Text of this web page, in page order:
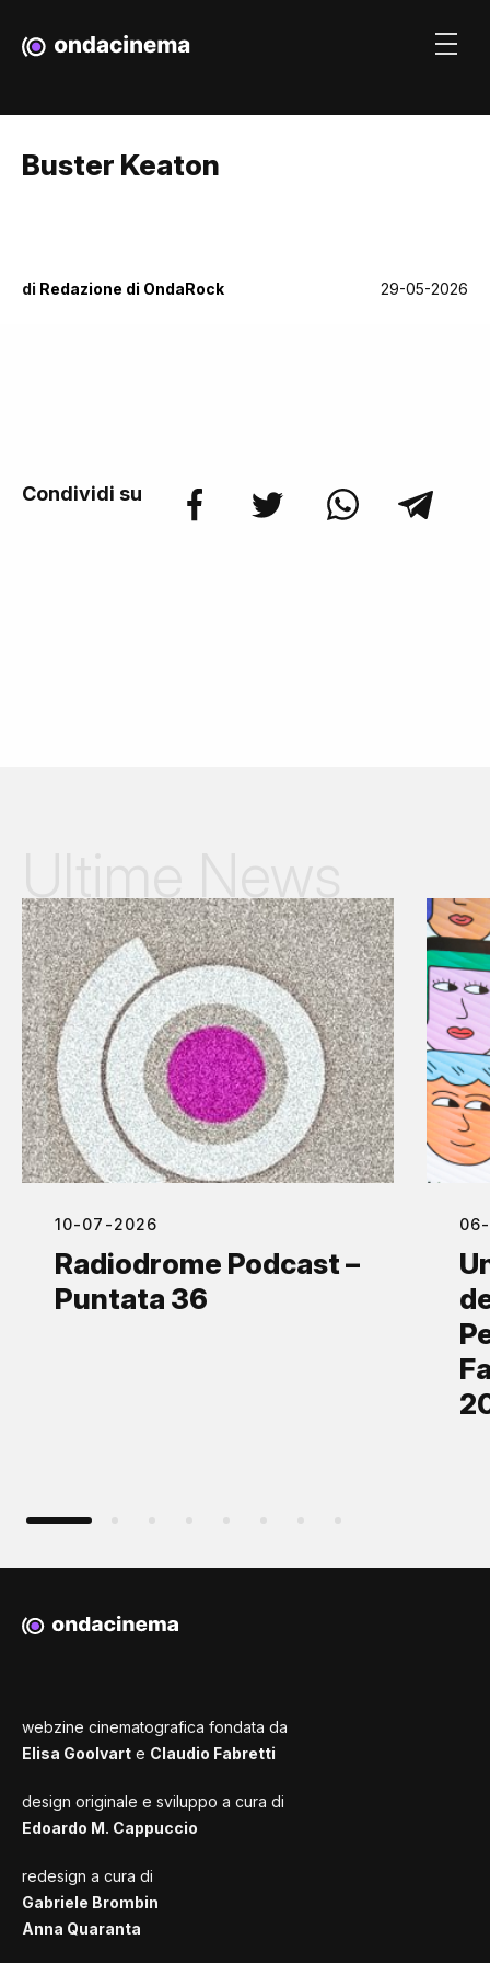
Buster Keaton
di Redazione di OndaRock 29-05-2026
Condividi su
10-07-2026
Radiodrome Podcast –
Puntata 36
webzine cinematografica fondata da
Elisa Goolvart e Claudio Fabretti
design originale e sviluppo a cura di
Edoardo M. Cappuccio
redesign a cura di
Gabriele Brombin
Anna Quaranta